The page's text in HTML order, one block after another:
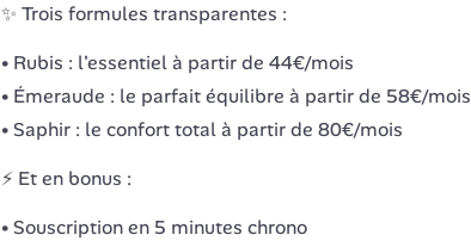
✨ Trois formules transparentes :
Rubis : l'essentiel à partir de 44€/mois
Émeraude : le parfait équilibre à partir de 58€/mois
Saphir : le confort total à partir de 80€/mois
⚡️ Et en bonus :
Souscription en 5 minutes chrono